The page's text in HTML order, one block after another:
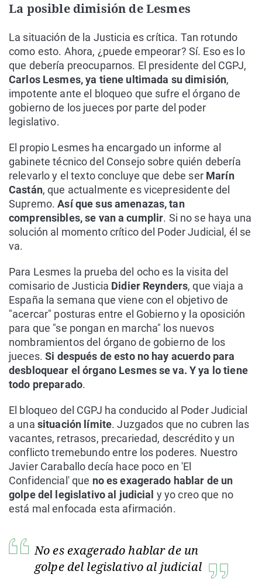
La posible dimisión de Lesmes
La situación de la Justicia es crítica. Tan rotundo
como esto. Ahora, ¿puede empeorar? Sí. Eso es lo
que debería preocuparnos. El presidente del CGPJ,
Carlos Lesmes, ya tiene ultimada su dimisión,
impotente ante el bloqueo que sufre el órgano de
gobierno de los jueces por parte del poder
legislativo.
El propio Lesmes ha encargado un informe al
gabinete técnico del Consejo sobre quién debería
relevarlo y el texto concluye que debe ser Marín
Castán, que actualmente es vicepresidente del
Supremo.Así que sus amenazas, tan
comprensibles, se van a cumplir. Si no se haya una
solución al momento crítico del Poder Judicial, él se
va.
Para Lesmes la prueba del ocho es la visita del
comisario de Justicia Didier Reynders, que viaja a
España la semana que viene con el objetivo de
"acercar" posturas entre el Gobierno y la oposición
para que "se pongan en marcha" los nuevos
nombramientos del órgano de gobierno de los
jueces.Si después de esto no hay acuerdo para
desbloquear el órgano Lesmes se va. Y ya lo tiene
todo preparado.
El bloqueo del CGPJ ha conducido al Poder Judicial
a una situación límite. Juzgados que no cubren las
vacantes, retrasos, precariedad, descrédito y un
conflicto tremebundo entre los poderes. Nuestro
Javier Caraballo decía hace poco en 'El
Confidencial' que no es exagerado hablar de un
golpe del legislativo al judicial y yo creo que no
está mal enfocada esta afirmación.
No es exagerado hablar de un
golpe del legislativo al judicial